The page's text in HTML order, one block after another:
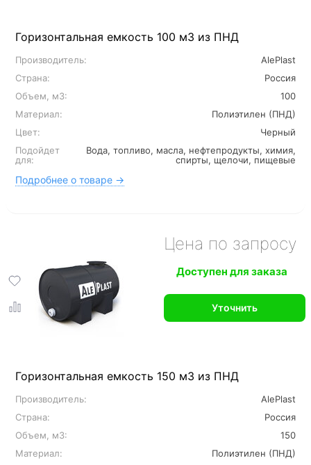
Горизонтальная емкость 100 м3 из ПНД
Производитель:
AlePlast
Страна:
Россия
Объем, м3:
100
Материал:
Полиэтилен (ПНД)
Цвет:
Черный
Подойдет
для:
Вода, топливо, масла, нефтепродукты, химия,
спирты, щелочи, пищевые
Подробнее о товаре →
Горизонтальная емкость 150 м3 из ПНД
Производитель:
AlePlast
Страна:
Россия
Объем, м3:
150
Материал:
Полиэтилен (ПНД)
Цена по запросу
Доступен для заказа
Уточнить